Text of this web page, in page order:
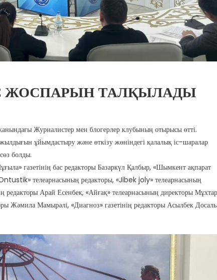
ЖОСПАРЫН ТАЛҚЫЛАДЫ
Журналистер мен блогерлер клубының отырысы өтті.
ұйымдастыру және өткізу жөніндегі қалалық іс-шаралар
болды.
газетінің бас редакторы Базаркүл Қалбыр, «Шымкент ақпарат
телеарнасының редакторы, «Jibek joly» телеарнасының
редакторы Арай Есенбек, «Айғақ» телеарнасының директоры Мұхтар
Жәмила Мамырәлі, «Диагноз» газетінің редакторы Асылбек